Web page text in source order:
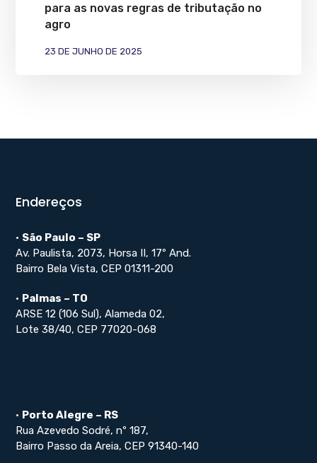
para as novas regras de tributação no
agro
23 DE JUNHO DE 2025
Endereços
• São Paulo – SP
Av. Paulista, 2073, Horsa II, 17º And.
Bairro Bela Vista, CEP 01311-200
• Palmas – TO
ARSE 12 (106 Sul), Alameda 02,
Lote 38/40, CEP 77020-068
• Porto Alegre – RS
Rua Azevedo Sodré, nº 187,
Bairro Passo da Areia, CEP 91340-140